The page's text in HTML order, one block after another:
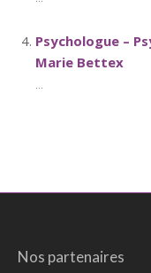
Psychologue –
Marie Bettex
...
Nos partenaires